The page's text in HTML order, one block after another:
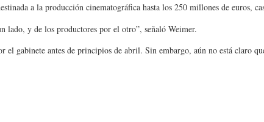
a la producción cinematográfica hasta los 250 millones de euros,
lado, y de los productores por el otro”, señaló Weimer.
gabinete antes de principios de abril. Sin embargo, aún no está claro